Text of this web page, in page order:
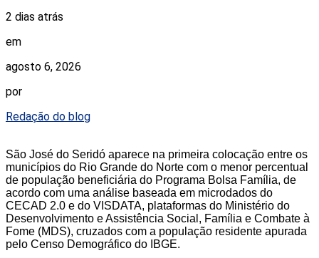
2 dias atrás
em
agosto 6, 2026
por
Redação do blog
São José do Seridó aparece na primeira colocação entre os
municípios do Rio Grande do Norte com o menor percentual
de população beneficiária do Programa Bolsa Família, de
acordo com uma análise baseada em microdados do
CECAD 2.0 e do VISDATA, plataformas do Ministério do
Desenvolvimento e Assistência Social, Família e Combate à
Fome (MDS), cruzados com a população residente apurada
pelo Censo Demográfico do IBGE.